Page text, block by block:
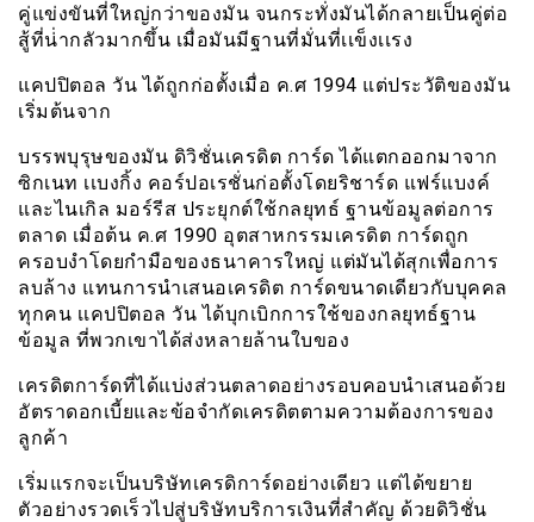
คู่แข่งขันที่ใหญ่กว่าของมัน จนกระทั่งมันได้กลายเป็นคู่ต่อ
สู้ที่น่่ากลัวมากขึ้น เมื่อมันมีฐานที่มั่นที่เเข็งเเรง
แคปปิตอล วัน ได้ถูกก่อตั้งเมื่อ ค.ศ 1994 แต่ประวัติของมัน
เริ่มต้นจาก
บรรพบุรุษของมัน ดิวิชั่นเครดิต การ์ด ได้แตกออกมาจาก
ซิกเนท เเบงกิ้ง คอร์ปอเรชั่นก่อตั้งโดยริชาร์ด แฟร์แบงค์
และไนเกิล มอร์รีส ประยุกต์ใช้กลยุทธ์ ฐานข้อมูลต่อการ
ตลาด เมื่อต้น ค.ศ 1990 อุตสาหกรรมเครดิต การ์ดถูก
ครอบงำโดยกำมือของธนาคารใหญ่ แต่มันได้สุกเพื่อการ
ลบล้าง แทนการนำเสนอเครดิต การ์ดขนาดเดียวกับบุคคล
ทุกคน เเคปปิตอล วัน ได้บุกเบิกการใช้ของกลยุทธ์ฐาน
ข้อมูล ที่พวกเขาได้ส่งหลายล้านใบของ
เครดิตการ์ดที่ได้แบ่งส่วนตลาดอย่างรอบคอบนำเสนอด้วย
อัตราดอกเบี้ยและข้อจำกัดเครดิตตามความต้องการของ
ลูกค้า
เริ่มแรกจะเป็นบริษัทเครดิการ์ดอย่างเดียว แต่ได้ขยาย
ตัวอย่างรวดเร็วไปสู่บริษัทบริการเงินที่สำคัญ ด้วยดิวิชั่น